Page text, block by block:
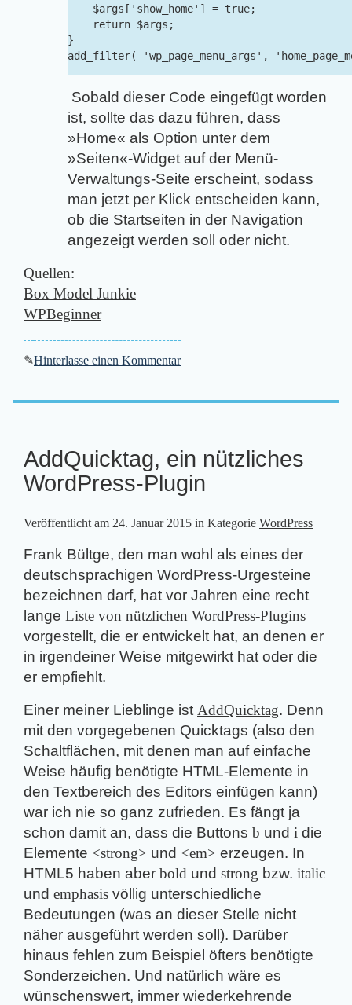
    $args['show_home'] = true;
    return $args;
}
add_filter( 'wp_page_menu_args',
Sobald dieser Code eingefügt worden
ist, sollte das dazu führen, dass
»Home« als Option unter dem
»Seiten«-Widget auf der Menü-
Verwaltungs-Seite erscheint, sodass
man jetzt per Klick entscheiden kann,
ob die Startseiten in der Navigation
angezeigt werden soll oder nicht.
Quellen:
Box Model Junkie
WPBeginner
✎Hinterlasse einen Kommentar
AddQuicktag, ein nützliches
WordPress-Plugin
Veröffentlicht am 24. Januar 2015 in Kategorie WordPress
Frank Bültge, den man wohl als eines der
deutschsprachigen WordPress-Urgesteine
bezeichnen darf, hat vor Jahren eine recht
lange Liste von nützlichen WordPress-Plugins
vorgestellt, die er entwickelt hat, an denen er
in irgendeiner Weise mitgewirkt hat oder die
er empfiehlt.
Einer meiner Lieblinge ist AddQuicktag. Denn
mit den vorgegebenen Quicktags (also den
Schaltflächen, mit denen man auf einfache
Weise häufig benötigte HTML-Elemente in
den Textbereich des Editors einfügen kann)
war ich nie so ganz zufrieden. Es fängt ja
schon damit an, dass die Buttons b und i die
Elemente <strong> und <em> erzeugen. In
HTML5 haben aber bold und strong bzw. italic
und emphasis völlig unterschiedliche
Bedeutungen (was an dieser Stelle nicht
näher ausgeführt werden soll). Darüber
hinaus fehlen zum Beispiel öfters benötigte
Sonderzeichen. Und natürlich wäre es
wünschenswert, immer wiederkehrende